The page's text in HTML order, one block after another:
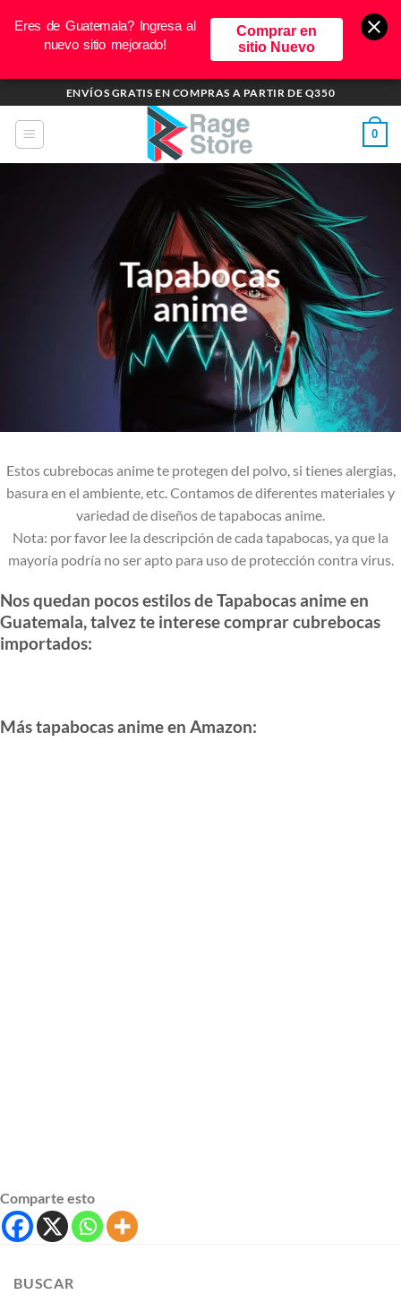
al
contenido
ENVÍOS GRATIS EN COMPRAS A PARTIR DE Q350
0
Tapabocas
anime
Estos cubrebocas anime te protegen del polvo, si tienes alergias,
basura en el ambiente, etc. Contamos de diferentes materiales y
variedad de diseños de tapabocas anime.
Nota: por favor lee la descripción de cada tapabocas, ya que la
mayoría podría no ser apto para uso de protección contra virus.
Nos quedan pocos estilos de Tapabocas anime en
Guatemala, talvez te interese comprar cubrebocas
importados:
Más tapabocas anime en Amazon:
Comparte esto
BUSCAR
Eres de Guatemala? Ingresa al
nuevo sitio mejorado!
Comprar en
sitio Nuevo